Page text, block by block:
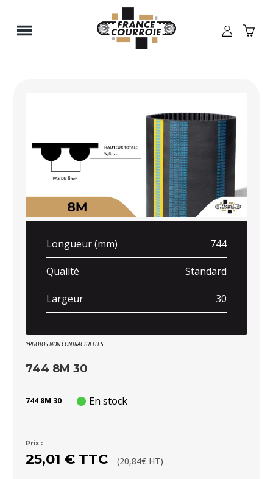
Longueur (mm) 744
Qualité Standard
Largeur 30
*PHOTOS NON CONTRACTUELLES
744 8M 30
744 8M 30 En stock
Prix :
25,01 € TTC (20,84€ HT)
Panneau de gestion des cookies